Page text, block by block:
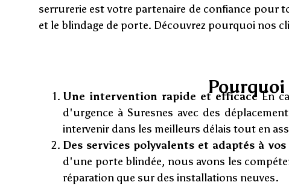
serrurerie est votre partenaire de confiance
et le blindage de porte. Découvrez pourquoi nos
Une intervention rapide et efficaceEn
d'urgence à Suresnes avec des
intervenir dans les meilleurs délais tout en
Des services polyvalents et adaptés à
d'une porte blindée, nous avons les
réparation que sur des installations neuves.